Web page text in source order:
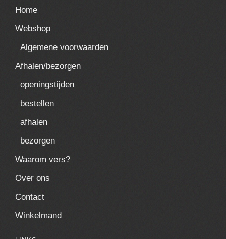
Home
Webshop
Algemene voorwaarden
Afhalen/bezorgen
openingstijden
bestellen
afhalen
bezorgen
Waarom vers?
Over ons
Contact
Winkelmand